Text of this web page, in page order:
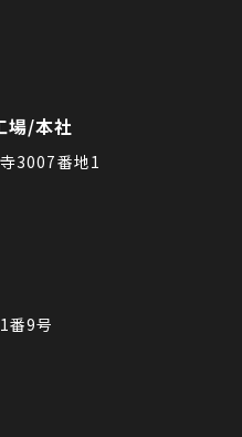
場/本社
3007番地1
番9号